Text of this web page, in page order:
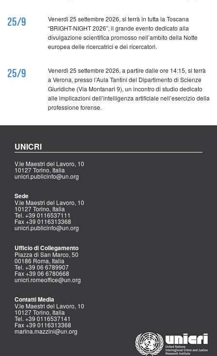
25/9
Venerdì 25 settembre 2026, si terrà in tutta la Toscana
“BRIGHT-NIGHT 2026”, il grande evento dedicato alla
divulgazione scientifica promosso nell’ambito della Notte
europea delle ricercatrici e dei ricercatori.
25/9
Venerdì 25 settembre 2026, a partire dalle ore 14:15, si terrà
a Verona, presso l’Aula Tantini del Dipartimento di Scienze
Giuridiche (Via Montanari 9), un incontro di studio dedicato
alle implicazioni dell’intelligenza artificiale nell’esercizio della
professione forense.
UNICRI
V.le Maestri del Lavoro, 10
10127 Torino, Italia
unicri.publicinfo@un.org
Sede
V.le Maestri del Lavoro, 10
10127 Torino, Italia
Tel. +39 0116537111
Fax +39 0116313368
unicri.publicinfo@un.org
Ufficio di Collegamento
Piazza di San Marco, 50
00186 Roma, Italia
Tel. +39 06 6789907
Fax +39 06 6780668
unicri.romeoffice@un.org
Contatti Media
V.le Maestri del Lavoro, 10
10127 Torino, Italia
Tel. +39 0116537141
Fax +39 0116313368
marina.mazzini@un.org